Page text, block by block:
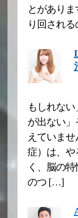
とがあり
り回され
もしれな
が出ない
えていま
症）は、や
く、脳の
のつ […]